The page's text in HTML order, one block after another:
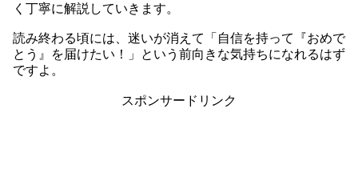
く丁寧に解説していきます。
読み終わる頃には、迷いが消えて「自信を持って『おめで
とう』を届けたい！」という前向きな気持ちになれるはず
ですよ。
スポンサードリンク